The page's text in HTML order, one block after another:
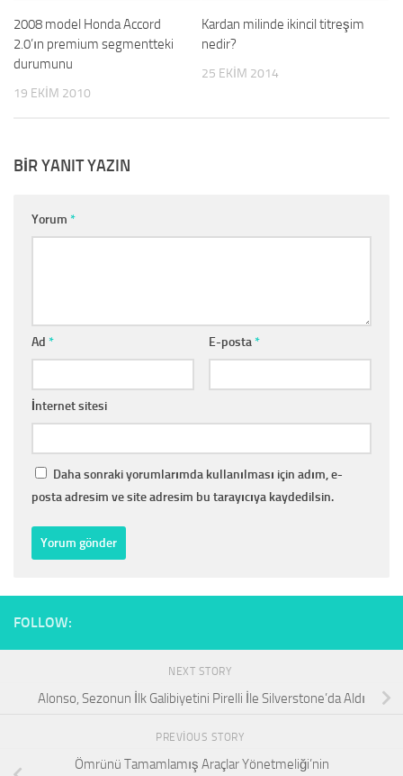
2008 model Honda Accord
2.0’ın premium segmentteki
durumunu
19 EKIM 2010
Kardan milinde ikincil titreşim
nedir?
25 EKIM 2014
BIR YANIT YAZIN
Yorum *
Ad * E-posta*
İnternet sitesi
Daha sonraki yorumlarımda kullanılması için adım, e-
posta adresim ve site adresim bu tarayıcıya kaydedilsin.
FOLLOW:
NEXT STORY
Alonso, Sezonun İlk Galibiyetini Pirelli İle Silverstone’da Aldı
PREVIOUS STORY
Ömrünü Tamamlamış Araçlar Yönetmeliği’nin